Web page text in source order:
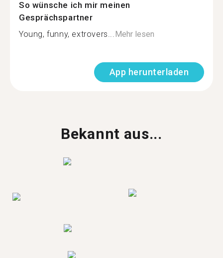
So wünsche ich mir meinen
Gesprächspartner
Young, funny, extrovers...Mehr lesen
App herunterladen
Bekannt aus...